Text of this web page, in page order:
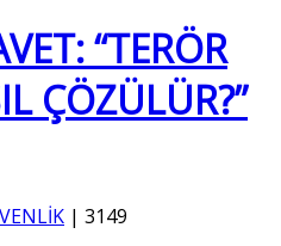
“TERÖR
ÇÖZÜLÜR?”
| 3149